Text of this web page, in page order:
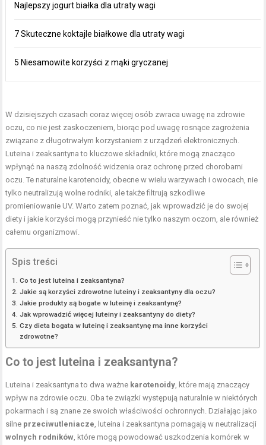
Najlepszy jogurt białka dla utraty wagi
7 Skuteczne koktajle białkowe dla utraty wagi
5 Niesamowite korzyści z mąki gryczanej
W dzisiejszych czasach coraz więcej osób zwraca uwagę na zdrowie
oczu, co nie jest zaskoczeniem, biorąc pod uwagę rosnące zagrożenia
związane z długotrwałym korzystaniem z urządzeń elektronicznych.
Luteina i zeaksantyna to kluczowe składniki, które mogą znacząco
wpłynąć na naszą zdolność widzenia oraz ochronę przed chorobami
oczu. Te naturalne karotenoidy, obecne w wielu warzywach i owocach, nie
tylko neutralizują wolne rodniki, ale także filtrują szkodliwe
promieniowanie UV. Warto zatem poznać, jak wprowadzić je do swojej
diety i jakie korzyści mogą przynieść nie tylko naszym oczom, ale również
całemu organizmowi.
Spis treści
Co to jest luteina i zeaksantyna?
Jakie są korzyści zdrowotne luteiny i zeaksantyny dla oczu?
Jakie produkty są bogate w luteinę i zeaksantynę?
Jak wprowadzić więcej luteiny i zeaksantyny do diety?
Czy dieta bogata w luteinę i zeaksantynę ma inne korzyści
zdrowotne?
Co to jest luteina i zeaksantyna?
Luteina i zeaksantyna to dwa ważne karotenoidy, które mają znaczący
wpływ na zdrowie oczu. Oba te związki występują naturalnie w niektórych
pokarmach i są znane ze swoich właściwości ochronnych. Działając jako
silne przeciwutleniacze, luteina i zeaksantyna pomagają w neutralizacji
wolnych rodników, które mogą powodować uszkodzenia komórek w